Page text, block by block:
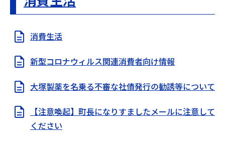
消費生活
新型コロナウィルス関連消費者向け情報
大塚製薬を名乗る不審な社債発行の勧誘等について
【注意喚起】町長になりすましたメールに注意して
ください